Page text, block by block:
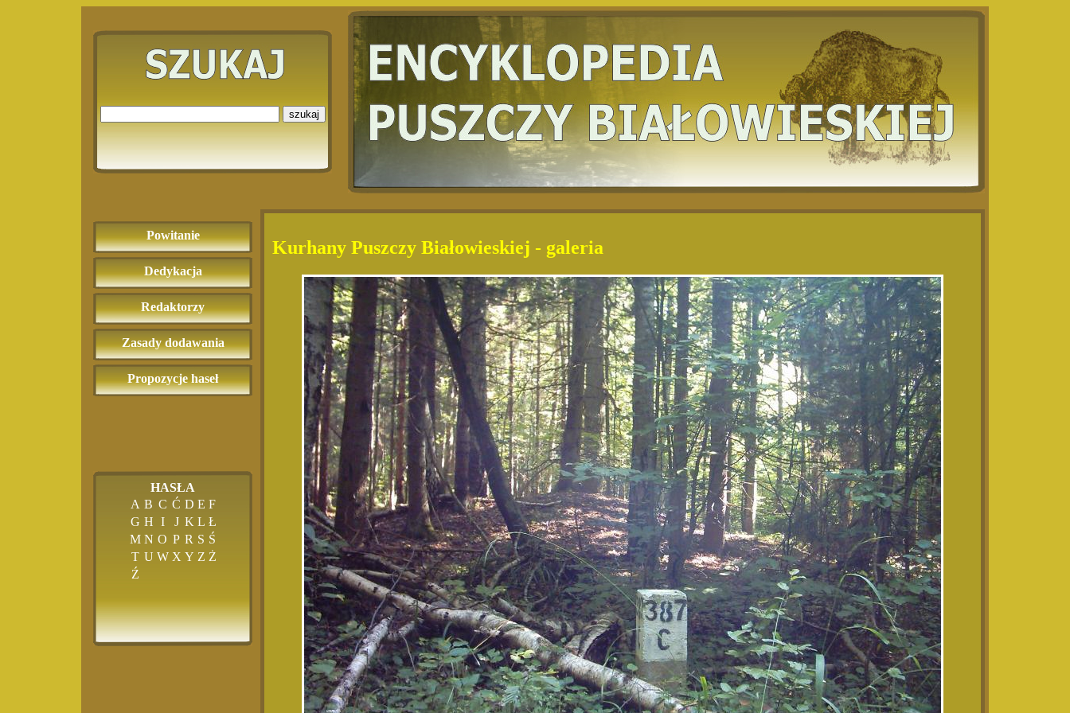
Powitanie
Dedykacja
Redaktorzy
Zasady dodawania
Propozycje haseł
HASŁA
A B C Ć D E F
G H I J K L Ł
M N O P R S Ś
T U W X Y Z Ż
Ź
Kurhany Puszczy Białowieskiej - galeria